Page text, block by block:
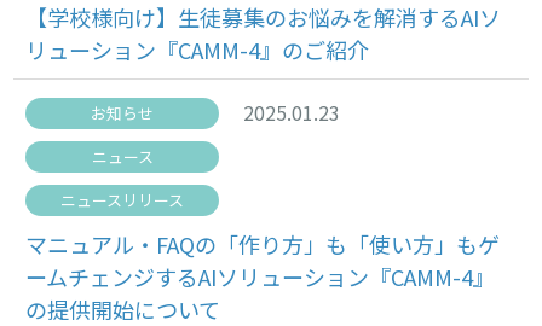
【学校様向け】生徒募集のお悩みを解消するAIソ
リューション『CAMM-4』のご紹介
お知らせ
ニュース
ニュースリリース
2025.01.23
マニュアル・FAQの「作り方」も「使い方」もゲ
ームチェンジするAIソリューション『CAMM-4』
の提供開始について